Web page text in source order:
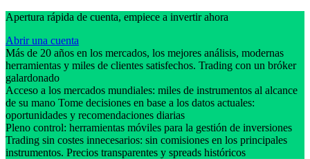
Apertura rápida de cuenta, empiece a invertir ahora
Abrir una cuenta
Más de 20 años en los mercados, los mejores análisis, modernas
herramientas y miles de clientes satisfechos. Trading con un bróker
galardonado
Acceso a los mercados mundiales: miles de instrumentos al alcance
de su mano Tome decisiones en base a los datos actuales:
oportunidades y recomendaciones diarias
Pleno control: herramientas móviles para la gestión de inversiones
Trading sin costes innecesarios: sin comisiones en los principales
instrumentos. Precios transparentes y spreads históricos